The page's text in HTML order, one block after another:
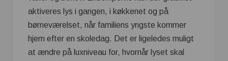
aktiveres lys i gangen, i køkkenet og på
børneværelset, når familiens yngste kommer
hjem efter en skoledag. Det er ligeledes muligt
at ændre på luxniveau for, hvornår lyset skal